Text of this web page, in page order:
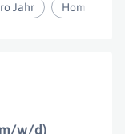
Jahr Homeoffice
w/d)